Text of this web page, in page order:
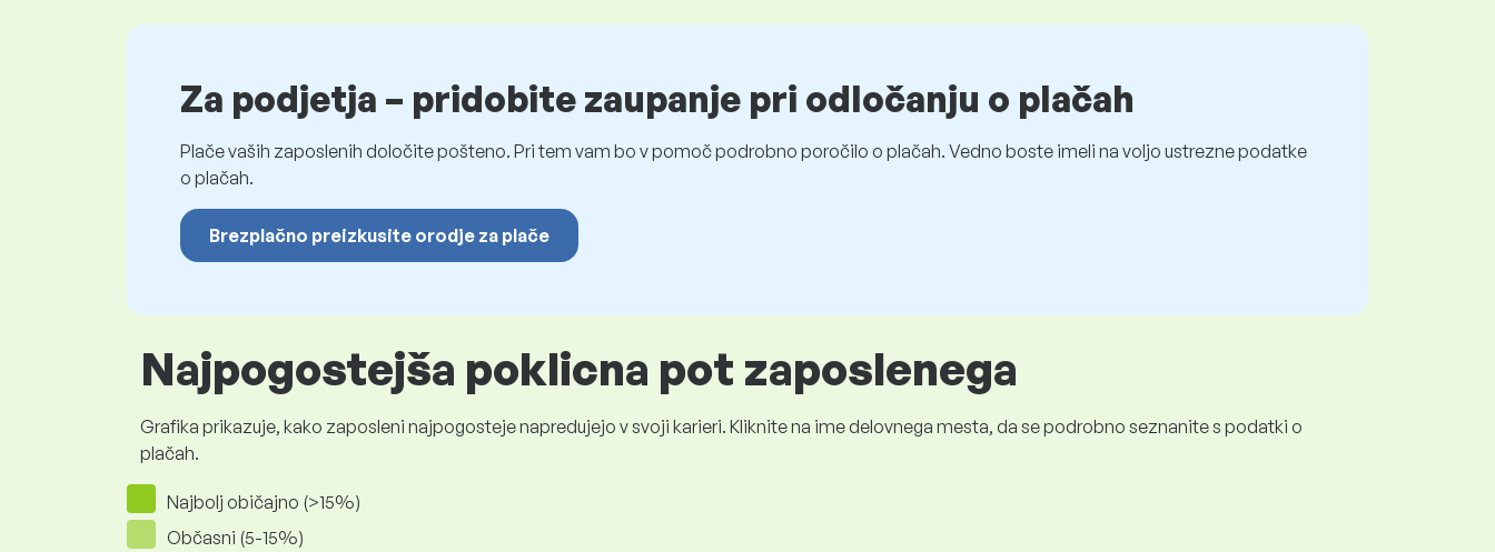
Za podjetja – pridobite zaupanje pri odločanju o plačah
Plače vaših zaposlenih določite pošteno. Pri tem vam bo v pomoč podrobno poročilo o plačah. Vedno boste imeli na voljo ustrezne podatke
o plačah.
Brezplačno preizkusite orodje za plače
Najpogostejša poklicna pot zaposlenega
Grafika prikazuje, kako zaposleni najpogosteje napredujejo v svoji karieri. Kliknite na ime delovnega mesta, da se podrobno seznanite s podatki o
plačah.
Najbolj običajno (>15%)
Občasni (5-15%)